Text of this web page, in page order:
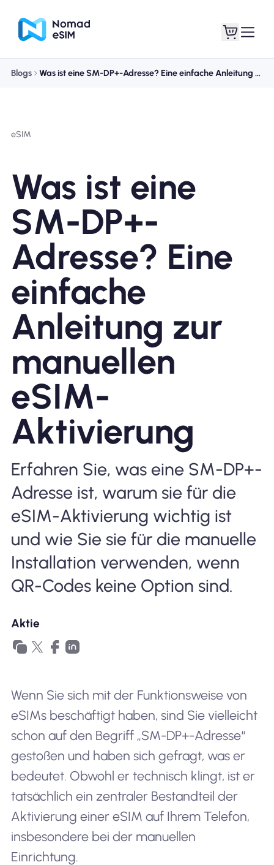
Shop-Tarife
Über eSIM
Warum Nomad eSIM
Verwendung einer eSIM
Für das Geschäft
Blogs Was ist eine SM-DP+-Adresse? Eine einfache Anleitung zur manuellen eSIM-Aktivierung
eSIM
Was ist eine
SM-DP+-
Adresse? Eine
einfache
Anleitung zur
manuellen
eSIM-
Aktivierung
Erfahren Sie, was eine SM-DP+-
Adresse ist, warum sie für die
eSIM-Aktivierung wichtig ist
und wie Sie sie für die manuelle
Installation verwenden, wenn
QR-Codes keine Option sind.
Aktie
Wenn Sie sich mit der Funktionsweise von
eSIMs beschäftigt haben, sind Sie vielleicht
schon auf den Begriff „SM-DP+-Adresse“
gestoßen und haben sich gefragt, was er
bedeutet. Obwohl er technisch klingt, ist er
tatsächlich ein zentraler Bestandteil der
Aktivierung einer eSIM auf Ihrem Telefon,
insbesondere bei der manuellen
Einrichtung.